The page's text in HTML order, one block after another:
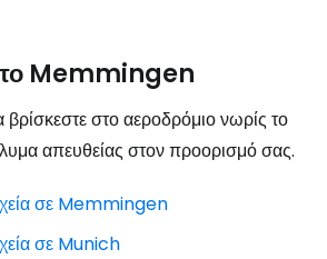
Memmingen
βρίσκεστε στο αεροδρόμιο νωρίς το
απευθείας στον προορισμό σας.
σε Memmingen
σε Munich